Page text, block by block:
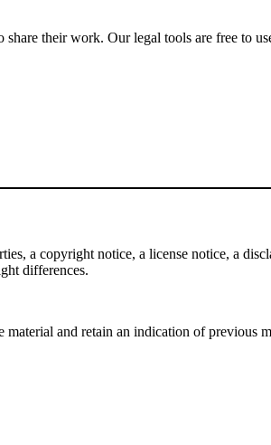
their work. Our legal tools are free to
a copyright notice, a license notice, a
differences.
and retain an indication of previous